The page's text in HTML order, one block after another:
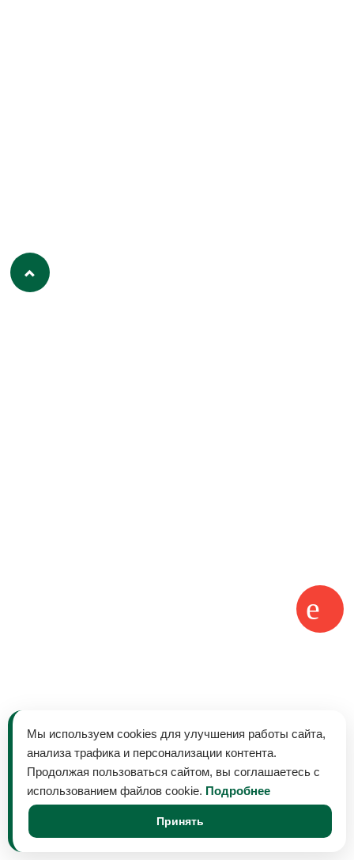
Мы используем cookies для улучшения работы сайта,
анализа трафика и персонализации контента.
Продолжая пользоваться сайтом, вы соглашаетесь с
использованием файлов cookie. Подробнее
Принять